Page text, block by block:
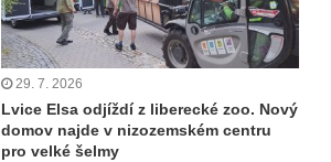
29. 7. 2026
Lvice Elsa odjíždí z liberecké zoo. Nový
domov najde v nizozemském centru
pro velké šelmy